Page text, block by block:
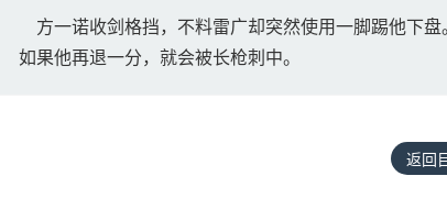
方一诺收剑格挡，不料雷广却突然使用一脚踢他下
如果他再退一分，就会被长枪刺中。
返回